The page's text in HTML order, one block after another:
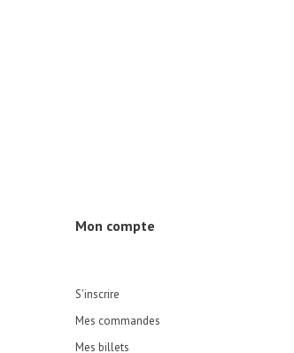
Mon compte
S'inscrire
Mes commandes
Mes billets